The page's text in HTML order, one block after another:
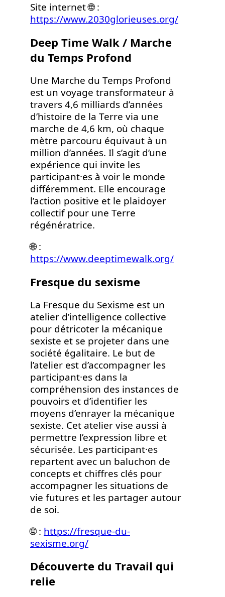
Site internet 🌐 :
https://www.2030glorieuses.org/
Deep Time Walk / Marche
du Temps Profond
Une Marche du Temps Profond
est un voyage transformateur à
travers 4,6 milliards d’années
d’histoire de la Terre via une
marche de 4,6 km, où chaque
mètre parcouru équivaut à un
million d’années. Il s’agit d’une
expérience qui invite les
participant·es à voir le monde
différemment. Elle encourage
l’action positive et le plaidoyer
collectif pour une Terre
régénératrice.
🌐 :
https://www.deeptimewalk.org/
Fresque du sexisme
La Fresque du Sexisme est un
atelier d’intelligence collective
pour détricoter la mécanique
sexiste et se projeter dans une
société égalitaire. Le but de
l’atelier est d’accompagner les
participant·es dans la
compréhension des instances de
pouvoirs et d’identifier les
moyens d’enrayer la mécanique
sexiste. Cet atelier vise aussi à
permettre l’expression libre et
sécurisée. Les participant·es
repartent avec un baluchon de
concepts et chiffres clés pour
accompagner les situations de
vie futures et les partager autour
de soi.
🌐 : https://fresque-du-
sexisme.org/
Découverte du Travail qui
relie